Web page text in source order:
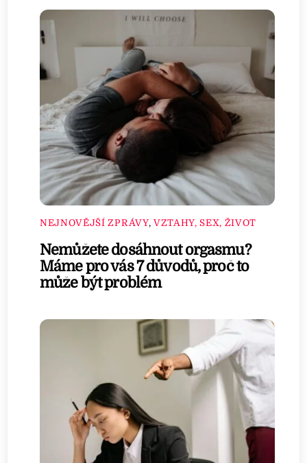
NEJNOVĚJŠÍ ZPRÁVY, VZTAHY, SEX, ŽIVOT
Nemůžete dosáhnout orgasmu?
Máme pro vás 7 důvodů, proč to
může být problém